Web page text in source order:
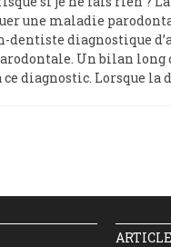
une maladie
diagnostique
Un bilan long
diagnostic. Lorsque la